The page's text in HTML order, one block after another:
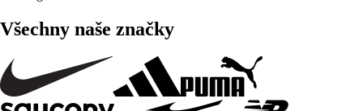
Všechny naše značky